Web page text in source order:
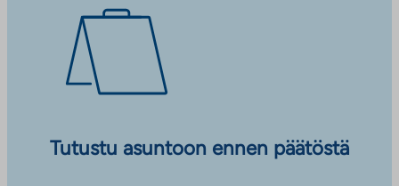
Tutustu asuntoon ennen päätöstä